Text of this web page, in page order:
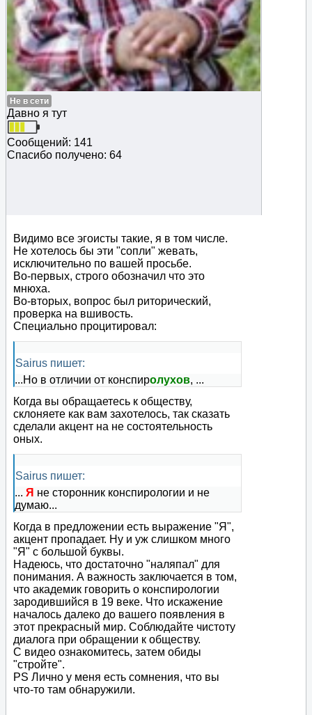
Не в сети
Давно я тут
Сообщений: 141
Спасибо получено: 64
Видимо все эгоисты такие, я в том числе.
Не хотелось бы эти "сопли" жевать,
исключительно по вашей просьбе.
Во-первых, строго обозначил что это
мнюха.
Во-вторых, вопрос был риторический,
проверка на вшивость.
Специально процитировал:
Sairus пишет:
...Но в отличии от конспиролухов, ...
Когда вы обращаетесь к обществу,
склоняете как вам захотелось, так сказать
сделали акцент на не состоятельность
оных.
Sairus пишет:
... Я не сторонник конспирологии и не
думаю...
Когда в предложении есть выражение "Я",
акцент пропадает. Ну и уж слишком много
"Я" с большой буквы.
Надеюсь, что достаточно "наляпал" для
понимания. А важность заключается в том,
что академик говорить о конспирологии
зародившийся в 19 веке. Что искажение
началось далеко до вашего появления в
этот прекрасный мир. Соблюдайте чистоту
диалога при обращении к обществу.
С видео ознакомитесь, затем обиды
"стройте".
PS Лично у меня есть сомнения, что вы
что-то там обнаружили.